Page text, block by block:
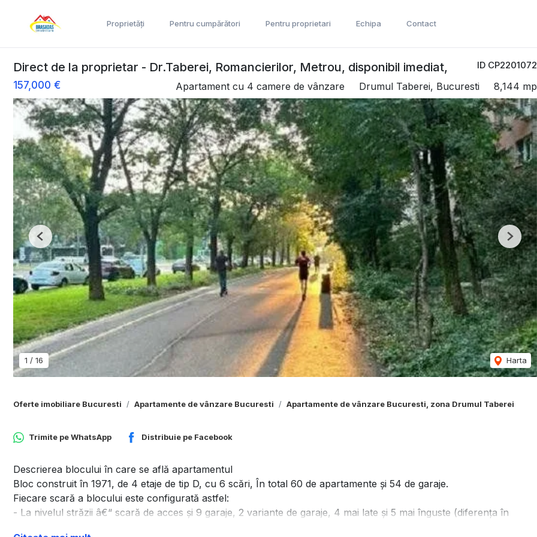
Proprietăți Pentru cumpărători Pentru proprietari Echipa Contact
ID CP2201072
Direct de la proprietar - Dr.Taberei, Romancierilor, Metrou, disponibil imediat,
157,000 € Apartament cu 4 camere de vânzare Drumul Taberei, Bucuresti 8,144 mp
1 / 16 Harta
Previous Next
Oferte imobiliare Bucuresti Apartamente de vânzare Bucuresti Apartamente de vânzare Bucuresti, zona Drumul Taberei
Trimite peWhatsApp Distribuie pe Facebook
Descrierea blocului în care se află apartamentul
Bloc construit în 1971, de 4 etaje de tip D, cu 6 scări, În total 60 de apartamente şi 54 de garaje.
Fiecare scară a blocului este configurată astfel:
- La nivelul străzii â€“ scară de acces şi 9 garaje, 2 variante de garaje, 4 mai late şi 5 mai înguste (diferenţa în